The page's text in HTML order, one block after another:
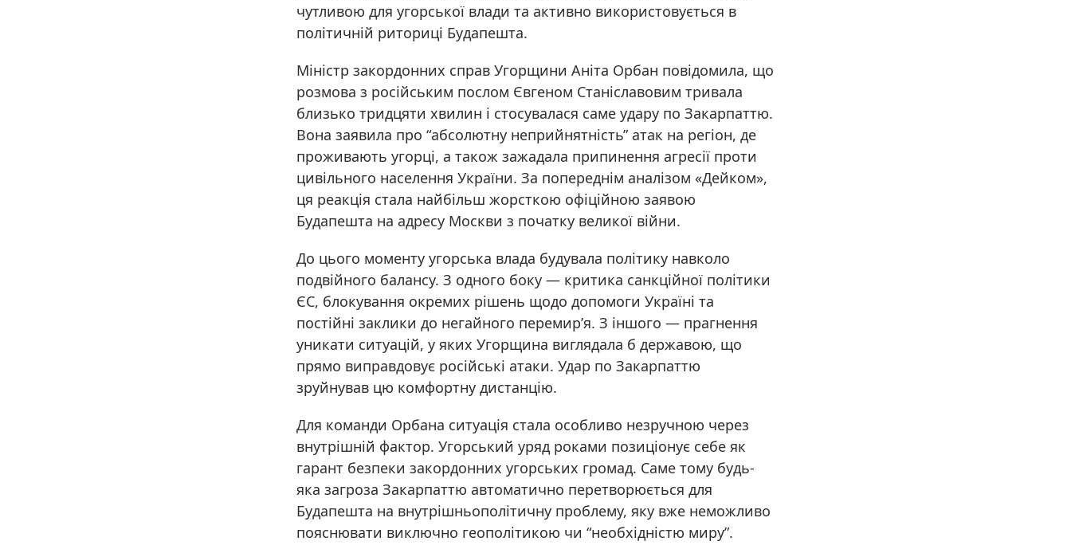
чутливою для угорської влади та активно використовується в
політичній риториці Будапешта.
Міністр закордонних справ Угорщини Аніта Орбан повідомила, що
розмова з російським послом Євгеном Станіславовим тривала
близько тридцяти хвилин і стосувалася саме удару по Закарпаттю.
Вона заявила про “абсолютну неприйнятність” атак на регіон, де
проживають угорці, а також зажадала припинення агресії проти
цивільного населення України. За попереднім аналізом «Дейком»,
ця реакція стала найбільш жорсткою офіційною заявою
Будапешта на адресу Москви з початку великої війни.
До цього моменту угорська влада будувала політику навколо
подвійного балансу. З одного боку — критика санкційної політики
ЄС, блокування окремих рішень щодо допомоги Україні та
постійні заклики до негайного перемир’я. З іншого — прагнення
уникати ситуацій, у яких Угорщина виглядала б державою, що
прямо виправдовує російські атаки. Удар по Закарпаттю
зруйнував цю комфортну дистанцію.
Для команди Орбана ситуація стала особливо незручною через
внутрішній фактор. Угорський уряд роками позиціонує себе як
гарант безпеки закордонних угорських громад. Саме тому будь-
яка загроза Закарпаттю автоматично перетворюється для
Будапешта на внутрішньополітичну проблему, яку вже неможливо
пояснювати виключно геополітикою чи “необхідністю миру”.